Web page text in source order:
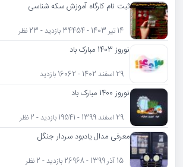
ثبت نام کارگاه آموزش سکه شناسی
14 تیر 1403 - 34454 بازدید - 23 نظر
نوروز 1403 مبارک باد
29 اسفند 1402 - 16062 بازدید
نوروز 1400 مبارک باد
29 اسفند 1399 - 19541 بازدید - 2 نظر
معرفی مدال یادبود سردار جنگل
15 آذر 1399 - 26968 بازدید - 2 نظر